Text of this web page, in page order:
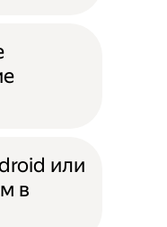
или
в